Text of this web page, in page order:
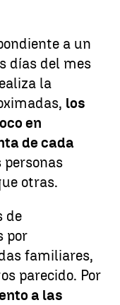
a un
días del mes
la
los
en
de cada
personas
otras.
de
por
familiares,
parecido. Por
a las